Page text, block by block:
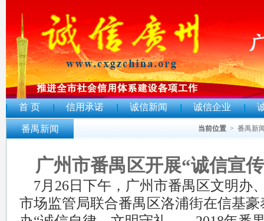
首 页 信用承诺 诚信新闻 诚信企业
番禺新闻 当前位置 > 番禺新
广州市番禺区开展“诚信宣
7月26日下午，广州市番禺区文明办
市场监管局联合番禺区洛浦街在信基